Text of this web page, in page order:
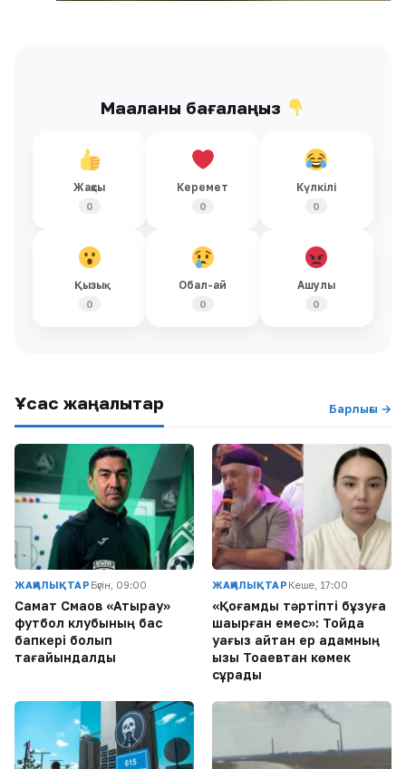
Мақаланы бағалаңыз
Жақсы
0
Керемет
0
Күлкілі
0
Қызық
0
Обал-ай
0
Ашулы
0
Ұқсас жаңалықтар Барлығы →
ЖАҢАЛЫҚТАР Бүгін, 09:00
Самат Смақов «Атырау»
футбол клубының бас
бапкері болып
тағайындалды
ЖАҢАЛЫҚТАР Кеше, 17:00
«Қоғамдық тәртіпті бұзуға
шақырған емес»: Тойда
уағыз айтқан ер адамның
қызы Тоқаевтан көмек
сұрады